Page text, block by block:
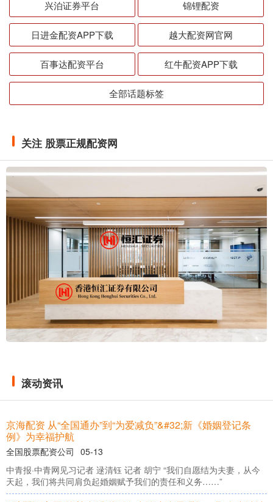
兴泊证券平台 锦锂配资
日进金配资APP下载 越大配资网官网
百事达配资平台 红牛配资APP下载
全部话题标签
关注 股票正规配资网
滚动资讯
京海配资 从“全国通办”到“为爱减负”&#32;新《婚姻登记条
例》为幸福护航
全国股票配资公司 05-13
中青报·中青网见习记者 逯清钰 记者 胡宁 “我们自愿结为夫妻，从今
天起，我们将共同肩负起婚姻赋予我们的责任和义务……”